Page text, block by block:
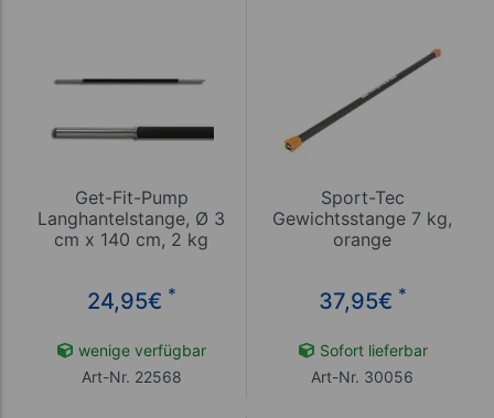
Get-Fit-Pump
Langhantelstange, Ø 3
cm x 140 cm, 2 kg
24,95€ *
wenige verfügbar
Art-Nr. 22568
Sport-Tec
Gewichtsstange 7 kg,
orange
37,95€ *
Sofort lieferbar
Art-Nr. 30056